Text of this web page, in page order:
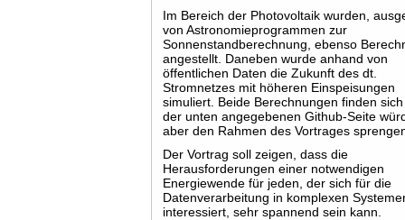
Im Bereich der Photovoltaik wurden,
von Astronomieprogrammen zur
Sonnenstandberechnung, ebenso
angestellt. Daneben wurde anhand von
öffentlichen Daten die Zukunft des dt.
Stromnetzes mit höheren Einspeisungen
simuliert. Beide Berechnungen finden
der unten angegebenen Github-Seite
aber den Rahmen des Vortrages
Der Vortrag soll zeigen, dass die
Herausforderungen einer notwendigen
Energiewende für jeden, der sich für die
Datenverarbeitung in komplexen
interessiert, sehr spannend sein kann.